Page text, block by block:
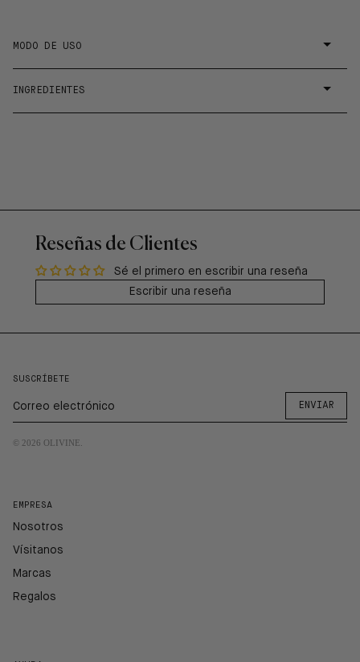
MODO DE USO
INGREDIENTES
Reseñas de Clientes
Sé el primero en escribir una reseña
Escribir una reseña
SUSCRÍBETE
ENVIAR
© 2026 OLIVINE
EMPRESA
Nosotros
Vísitanos
Marcas
Regalos